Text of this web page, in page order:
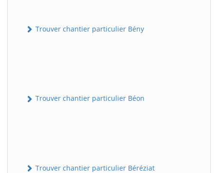
Trouver chantier particulier Bény
Trouver chantier particulier Béon
Trouver chantier particulier Béréziat